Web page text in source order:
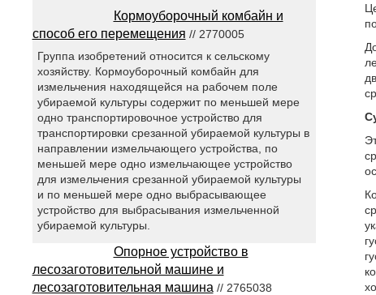
Кормоуборочный комбайн и
способ его перемещения // 2770005
Группа изобретений относится к сельскому
хозяйству. Кормоуборочный комбайн для
измельчения находящейся на рабочем поле
убираемой культуры содержит по меньшей мере
одно транспортировочное устройство для
транспортировки срезанной убираемой культуры в
направлении измельчающего устройства, по
меньшей мере одно измельчающее устройство
для измельчения срезанной убираемой культуры
и по меньшей мере одно выбрасывающее
устройство для выбрасывания измельченной
убираемой культуры.
Опорное устройство в
лесозаготовительной машине и
лесозаготовительная машина // 2765038